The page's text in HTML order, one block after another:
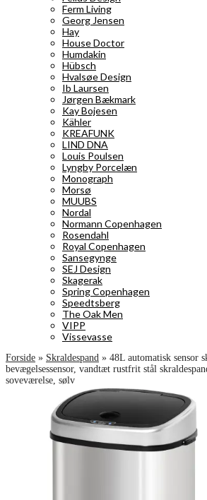
Ferm Living
Georg Jensen
Hay
House Doctor
Humdakin
Hübsch
Hvalsøe Design
Ib Laursen
Jørgen Bækmark
Kay Bojesen
Kähler
KREAFUNK
LIND DNA
Louis Poulsen
Lyngby Porcelæn
Monograph
Morsø
MUUBS
Nordal
Normann Copenhagen
Rosendahl
Royal Copenhagen
Sansegynge
SEJ Design
Skagerak
Spring Copenhagen
Speedtsberg
The Oak Men
VIPP
Vissevasse
Forside » Skraldespand » 48L automatisk sensor
bevægelsessensor, vandtæt rustfrit stål
soveværelse, sølv